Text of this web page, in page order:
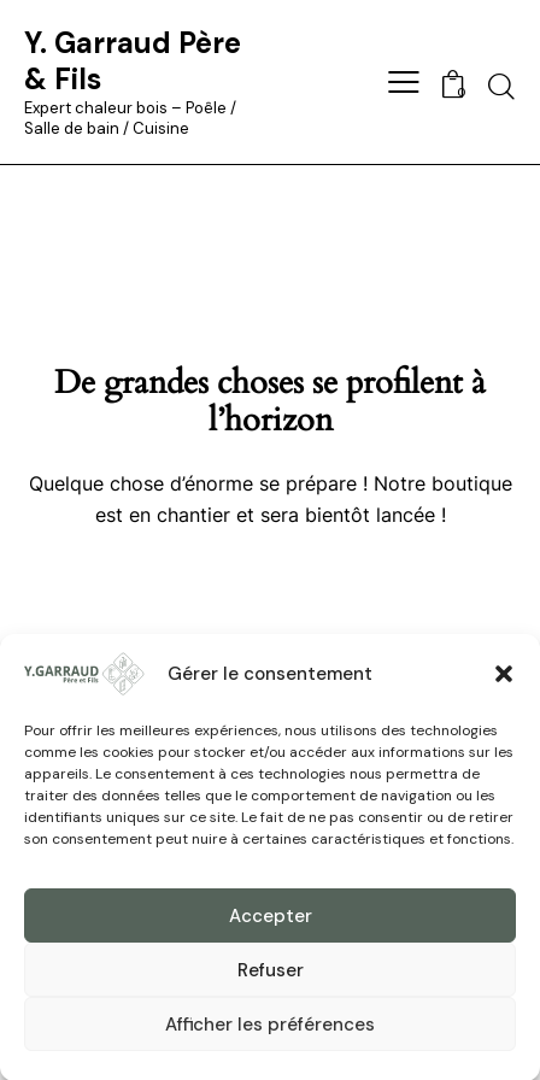
Gérer le consentement
Pour offrir les meilleures expériences, nous utilisons des technologies
comme les cookies pour stocker et/ou accéder aux informations sur les
appareils. Le consentement à ces technologies nous permettra de
traiter des données telles que le comportement de navigation ou les
identifiants uniques sur ce site. Le fait de ne pas consentir ou de retirer
son consentement peut nuire à certaines caractéristiques et fonctions.
Accepter
Refuser
Afficher les préférences
Y. Garraud Père
& Fils
Expert chaleur bois – Poêle /
Salle de bain / Cuisine
0
De grandes choses se profilent à
l’horizon
Quelque chose d’énorme se prépare ! Notre boutique
est en chantier et sera bientôt lancée !
© 2026. Y. Garraud Père & Fils. Tous droits réservés.
Développé par